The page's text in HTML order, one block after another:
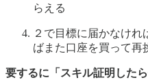
らえる
２で目標に届かなけ
ばまた口座を買って再
要するに「スキル証明した